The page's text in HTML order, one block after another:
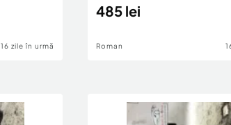
16 zile în urmă
W204/S204 [200
485 lei
Roman